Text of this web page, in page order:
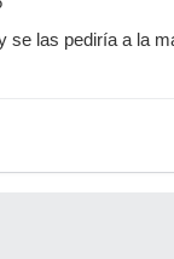
se las pediría a la